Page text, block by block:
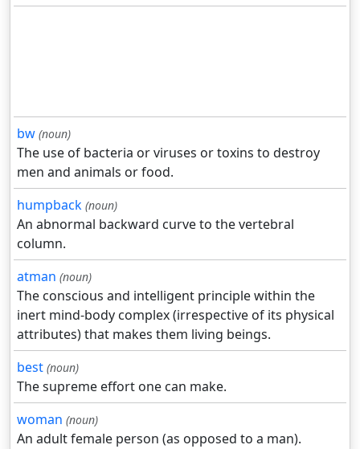
bw (noun)
The use of bacteria or viruses or toxins to destroy
men and animals or food.
humpback (noun)
An abnormal backward curve to the vertebral
column.
atman (noun)
The conscious and intelligent principle within the
inert mind-body complex (irrespective of its physical
attributes) that makes them living beings.
best (noun)
The supreme effort one can make.
woman (noun)
An adult female person (as opposed to a man).